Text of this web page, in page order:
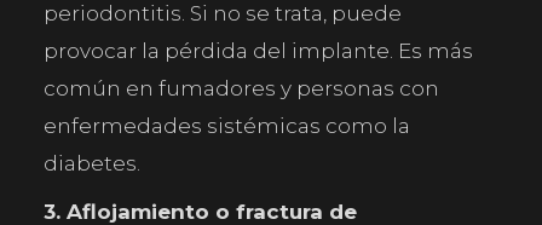
periodontitis. Si no se trata, puede
provocar la pérdida del implante. Es más
común en fumadores y personas con
enfermedades sistémicas como la
diabetes.
3. Aflojamiento o fractura de